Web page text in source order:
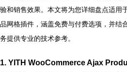
验和销售效果。本文将为您详细盘点适用
品网格插件，涵盖免费与付费选项，并结
务提供专业的技术参考。
1. YITH WooCommerce Ajax